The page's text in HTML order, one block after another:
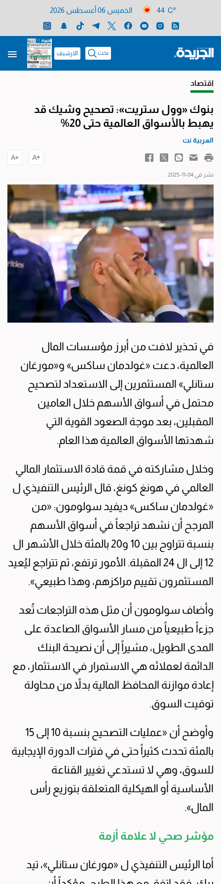
44 C° الخميس 06 أغسطس 2026
بحث الارشيف
اقتصاد
بنوك «وول ستريت»: تصحيح وشيك قد
يهبط بالأسواق العالمية حتى 20%
العربية نت
نشر في 04-11-2025
في تحذير لافت من أبرز مؤسسات المال
العالمية، دعت «غولدمان ساكس» و«مورغان
ستانلي» المستثمرين إلى الاستعداد لتصحيح
محتمل في أسواق الأسهم خلال العامين
المقبلين، بعد موجة الصعود القوية التي
شهدتها الأسواق العالمية هذا العام.
وخلال مشاركته في قمة قادة الاستثمار المالي
العالمي في هونغ كونغ، قال الرئيس التنفيذي ل
«غولدمان ساكس» ديفيد سولومون: «من
المرجح أن نشهد تراجعاً في أسواق الأسهم
بنسبة تتراوح بين 10 و20 بالمئة خلال الأشهر ال
12 إلى ال 24 المقبلة. الأمور ترتفع، ثم تتراجع ليُعيد
المستثمرون تقييم مراكزهم، وهذا طبيعي».
وأضاف سولومون أن مثل هذه التراجعات تُعد
جزءاً طبيعياً من مسار الأسواق الصاعدة على
المدى الطويل، مشيراً إلى أن نصيحة البنك
الدائمة لعملائه هي الاستمرار في الاستثمار، مع
إعادة موازنة المحافظ المالية بدلاً من محاولة
توقيت السوق.
وأوضح أن «عمليات التصحيح بنسبة 10 إلى 15
بالمئة تحدث كثيراً حتى في فترات الدورة الإيجابية
للسوق، وهي لا تستدعي تغيير القناعة
الأساسية أو الهيكلية المتعلقة بتوزيع رأس
المال».
مؤشر صحي لا علامة أزمة
أما الرئيس التنفيذي ل «مورغان ستانلي»، تيد